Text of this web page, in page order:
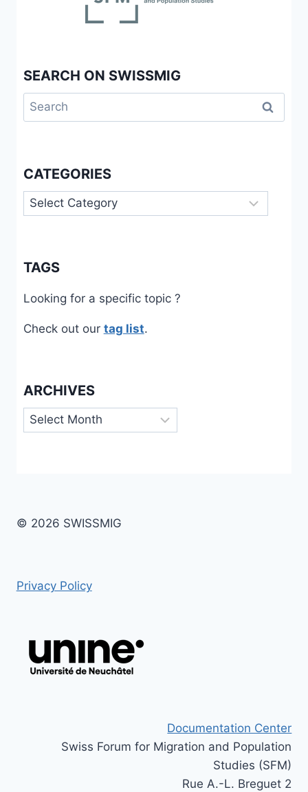
SEARCH ON SWISSMIG
Search
for:
CATEGORIES
Categories
TAGS
Looking for a specific topic ?
Check out our tag list.
ARCHIVES
Archives
© 2026 SWISSMIG
Privacy Policy
Documentation Center
Swiss Forum for Migration and Population
Studies (SFM)
Rue A.-L. Breguet 2